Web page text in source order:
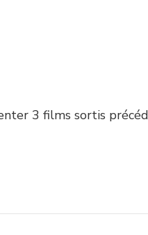
3 films sortis